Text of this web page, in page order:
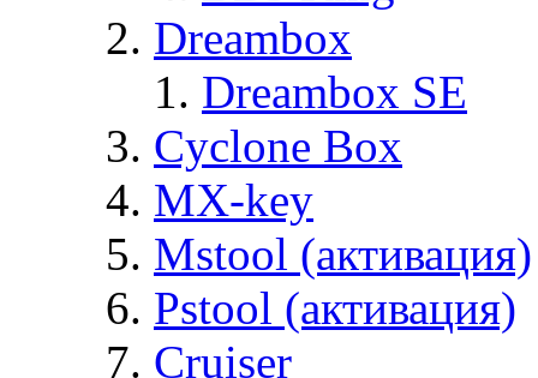
Dreambox
Dreambox SE
Cyclone Box
MX-key
Mstool (активация)
Pstool (активация)
Cruiser